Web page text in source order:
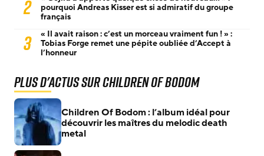
2
pourquoi Andreas Kisser est si admiratif du groupe
français
3
« Il avait raison : c’est un morceau vraiment fun ! » :
Tobias Forge remet une pépite oubliée d’Accept à
l’honneur
Plus d'actus sur Children Of Bodom
Children Of Bodom : l’album idéal pour
découvrir les maîtres du melodic death
metal